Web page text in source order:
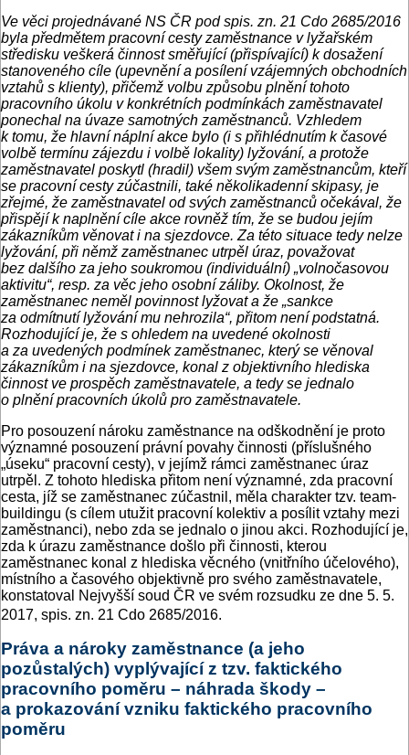
Ve věci projednávané NS ČR pod spis. zn. 21 Cdo 2685/2016
byla předmětem pracovní cesty zaměstnance v lyžařském
středisku veškerá činnost směřující (přispívající) k dosažení
stanoveného cíle (upevnění a posílení vzájemných obchodních
vztahů s klienty), přičemž volbu způsobu plnění tohoto
pracovního úkolu v konkrétních podmínkách zaměstnavatel
ponechal na úvaze samotných zaměstnanců. Vzhledem
k tomu, že hlavní náplní akce bylo (i s přihlédnutím k časové
volbě termínu zájezdu i volbě lokality) lyžování, a protože
zaměstnavatel poskytl (hradil) všem svým zaměstnancům, kteří
se pracovní cesty zúčastnili, také několikadenní skipasy, je
zřejmé, že zaměstnavatel od svých zaměstnanců očekával, že
přispějí k naplnění cíle akce rovněž tím, že se budou jejím
zákazníkům věnovat i na sjezdovce. Za této situace tedy nelze
lyžování, při němž zaměstnanec utrpěl úraz, považovat
bez dalšího za jeho soukromou (individuální) „volnočasovou
aktivitu“, resp. za věc jeho osobní záliby. Okolnost, že
zaměstnanec neměl povinnost lyžovat a že „sankce
za odmítnutí lyžování mu nehrozila“, přitom není podstatná.
Rozhodující je, že s ohledem na uvedené okolnosti
a za uvedených podmínek zaměstnanec, který se věnoval
zákazníkům i na sjezdovce, konal z objektivního hlediska
činnost ve prospěch zaměstnavatele, a tedy se jednalo
o plnění pracovních úkolů pro zaměstnavatele.
Pro posouzení nároku zaměstnance na odškodnění je proto
významné posouzení právní povahy činnosti (příslušného
„úseku“ pracovní cesty), v jejímž rámci zaměstnanec úraz
utrpěl. Z tohoto hlediska přitom není významné, zda pracovní
cesta, jíž se zaměstnanec zúčastnil, měla charakter tzv. team-
buildingu (s cílem utužit pracovní kolektiv a posílit vztahy mezi
zaměstnanci), nebo zda se jednalo o jinou akci. Rozhodující je,
zda k úrazu zaměstnance došlo při činnosti, kterou
zaměstnanec konal z hlediska věcného (vnitřního účelového),
místního a časového objektivně pro svého zaměstnavatele,
konstatoval Nejvyšší soud ČR ve svém rozsudku ze dne 5. 5.
2017, spis. zn. 21 Cdo 2685/2016.
Práva a nároky zaměstnance (a jeho
pozůstalých) vyplývající z tzv. faktického
pracovního poměru – náhrada škody –
a prokazování vzniku faktického pracovního
poměru